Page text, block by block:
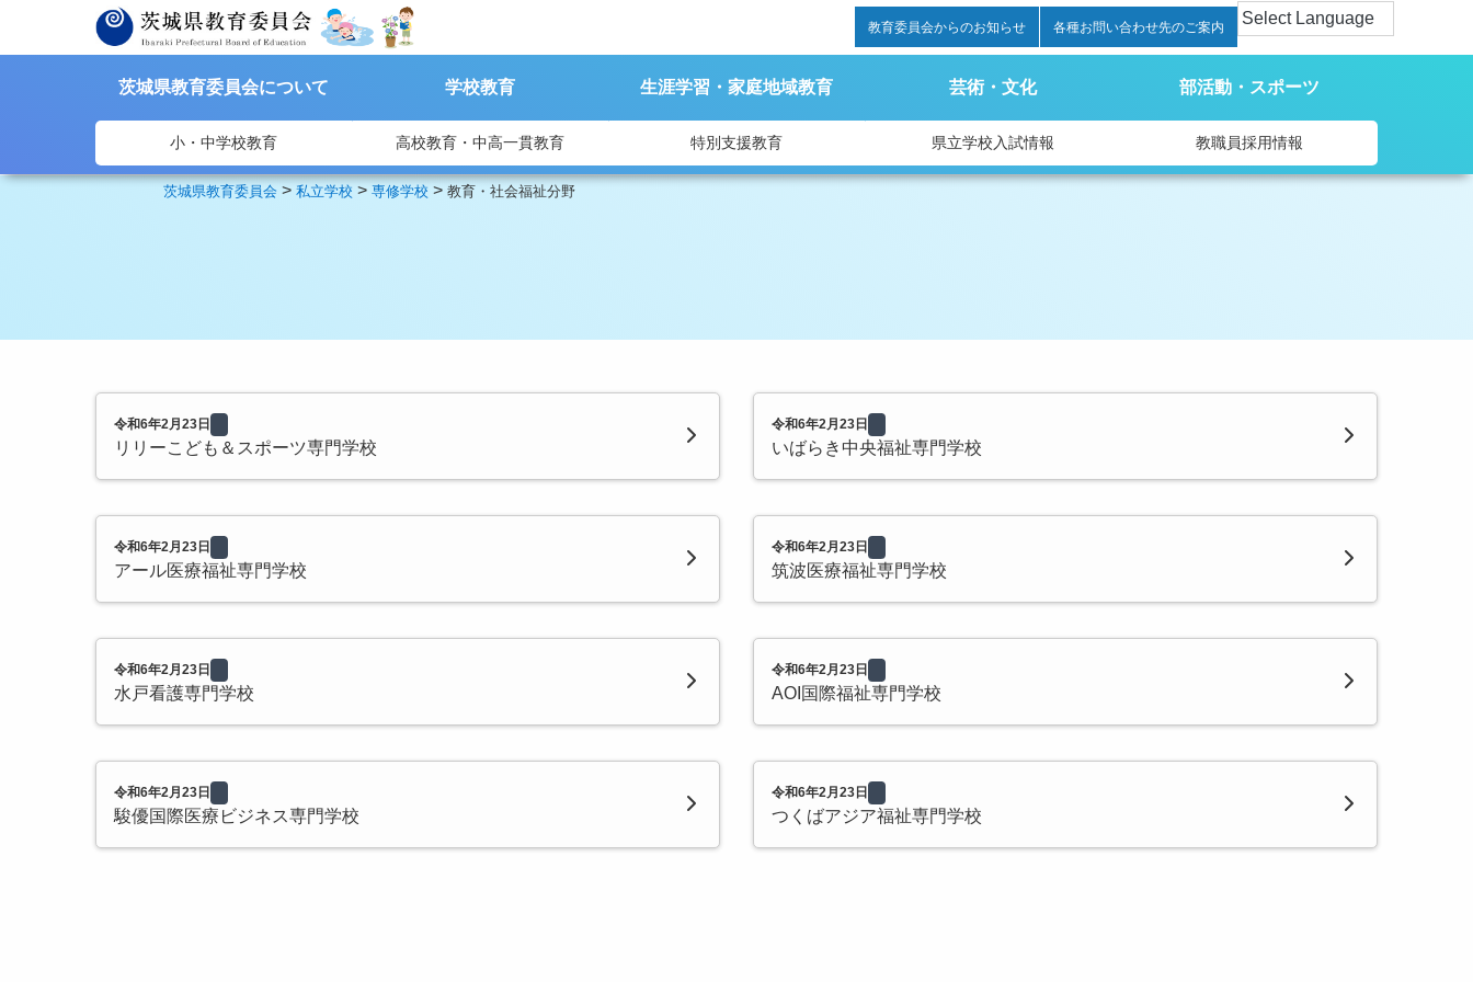
教育委員会からのお知らせ 各種お問い合わせ先のご案内
茨城県教育委員会について 学校教育 生涯学習・家庭地域教育 芸術・文化 部活動・スポーツ
小・中学校教育 高校教育・中高一貫教育 特別支援教育 県立学校入試情報 教職員採用情報
茨城県教育委員会 >私立学校 >専修学校 >教育・社会福祉分野
令和6年2月23日
リリーこども＆スポーツ専門学校
令和6年2月23日
いばらき中央福祉専門学校
令和6年2月23日
アール医療福祉専門学校
令和6年2月23日
筑波医療福祉専門学校
令和6年2月23日
水戸看護専門学校
令和6年2月23日
AOI国際福祉専門学校
令和6年2月23日
駿優国際医療ビジネス専門学校
令和6年2月23日
つくばアジア福祉専門学校